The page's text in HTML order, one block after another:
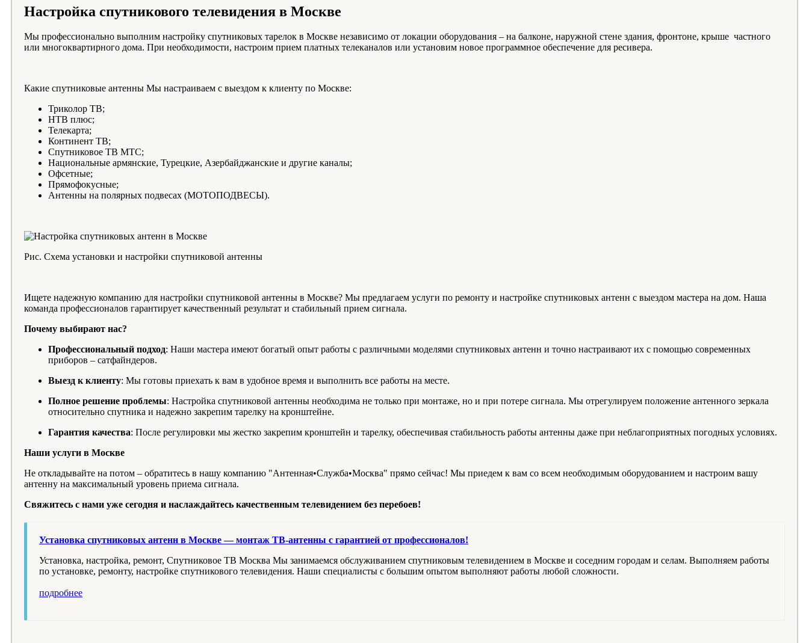
Настройка спутникового телевидения в Москве
Мы профессионально выполним настройку спутниковых тарелок в Москве независимо от локации оборудования – на балконе, наружной стене здания, фронтоне, крыше частного
или многоквартирного дома. При необходимости, настроим прием платных телеканалов или установим новое программное обеспечение для ресивера.
Какие спутниковые антенны Мы настраиваем с выездом к клиенту по Москве:
Триколор ТВ;
НТВ плюс;
Телекарта;
Континент ТВ;
Спутниковое ТВ МТС;
Национальные армянские, Турецкие, Азербайджанские и другие каналы;
Офсетные;
Прямофокусные;
Антенны на полярных подвесах (МОТОПОДВЕСЫ).
Рис. Схема установки и настройки спутниковой антенны
Ищете надежную компанию для настройки спутниковой антенны в Москве? Мы предлагаем услуги по ремонту и настройке спутниковых антенн с выездом мастера на дом. Наша
команда профессионалов гарантирует качественный результат и стабильный прием сигнала.
Почему выбирают нас?
Профессиональный подход: Наши мастера имеют богатый опыт работы с различными моделями спутниковых антенн и точно настраивают их с помощью современных
приборов – сатфайндеров.
Выезд к клиенту: Мы готовы приехать к вам в удобное время и выполнить все работы на месте.
Полное решение проблемы: Настройка спутниковой антенны необходима не только при монтаже, но и при потере сигнала. Мы отрегулируем положение антенного зеркала
относительно спутника и надежно закрепим тарелку на кронштейне.
Гарантия качества: После регулировки мы жестко закрепим кронштейн и тарелку, обеспечивая стабильность работы антенны даже при неблагоприятных погодных условиях.
Наши услуги в Москве
Не откладывайте на потом – обратитесь в нашу компанию "Антенная•Служба•Москва" прямо сейчас! Мы приедем к вам со всем необходимым оборудованием и настроим вашу
антенну на максимальный уровень приема сигнала.
Свяжитесь с нами уже сегодня и наслаждайтесь качественным телевидением без перебоев!
Установка спутниковых антенн в Москве — монтаж ТВ-антенны с гарантией от профессионалов!
Установка, настройка, ремонт, Спутниковое ТВ Москва Мы занимаемся обслуживанием спутниковым телевидением в Москве и соседним городам и селам. Выполняем работы
по установке, ремонту, настройке спутникового телевидения. Наши специалисты с большим опытом выполняют работы любой сложности.
подробнее